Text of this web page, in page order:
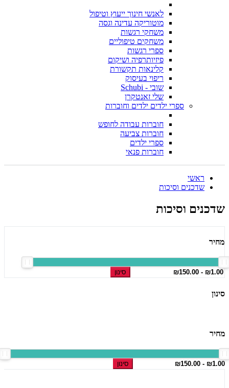
לאנשי חינוך ייעוץ וטיפול
מוטוריקה עדינה וגסה
משחקי רגשות
משחקים טיפוליים
ספרי רגשות
פיזיותרפיה ושיקום
קלינאות תקשורת
ריפוי בעיסוק
שובי - Schubi
שלי זאנטקרן
ספרי ילדים ילדים וחוברות
חוברות עבודה לחופש
חוברות צביעה
ספרי ילדים
חוברות פנאי
ראשי
שדכנים וסיכות
שדכנים וסיכות
מחיר
סינון
סינון
מחיר
סינון